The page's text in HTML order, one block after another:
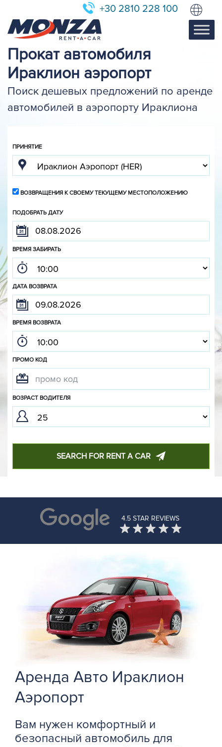
+30 2810 228 100
Прокат автомобиля
Ираклион аэропорт
Поиск дешевых предложений по аренде
автомобилей в аэропорту Ираклиона
ПРИНЯТИЕ
ВОЗВРАЩЕНИЯ К СВОЕМУ ТЕКУЩЕМУ МЕСТОПОЛОЖЕНИЮ
ПОДОБРАТЬ ДАТУ
ВРЕМЯ ЗАБИРАТЬ
ДАТА ВОЗВРАТА
ВРЕМЯ ВОЗВРАТА
ПРОМО КОД
ВОЗРАСТ ВОДИТЕЛЯ
SEARCH FOR RENT A CAR
4.5 STAR REVIEWS
Аренда Авто Ираклион
Аэропорт
Вам нужен комфортный и
безопасный автомобиль для